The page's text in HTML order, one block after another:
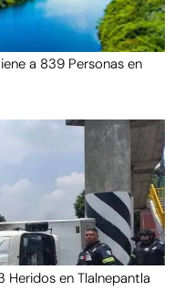
a 839 Personas en
Heridos en Tlalnepantla